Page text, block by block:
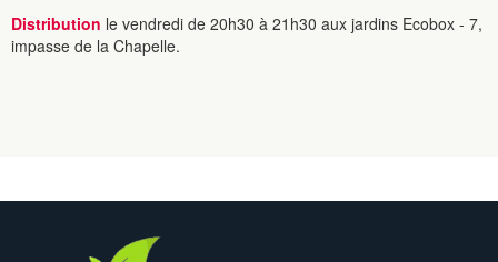
Distribution le vendredi de 20h30 à 21h30 aux jardins Ecobox - 7,
impasse de la Chapelle.